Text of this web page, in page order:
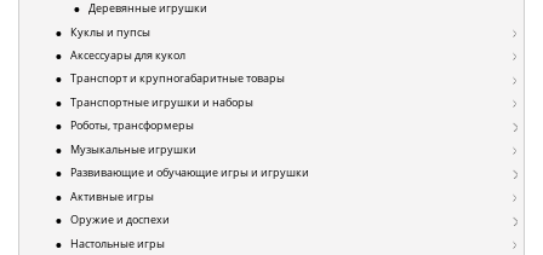
Деревянные игрушки
Куклы и пупсы
Аксессуары для кукол
Транспорт и крупногабаритные товары
Транспортные игрушки и наборы
Роботы, трансформеры
Музыкальные игрушки
Развивающие и обучающие игры и игрушки
Активные игры
Оружие и доспехи
Настольные игры